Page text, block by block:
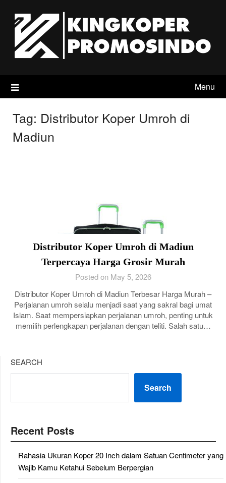
content
Menu
Tag: Distributor Koper Umroh di
Madiun
Distributor Koper Umroh di Madiun
Terpercaya Harga Grosir Murah
Posted on May 5, 2026
Distributor Koper Umroh di Madiun Terbesar Harga Murah –
Perjalanan umroh selalu menjadi saat yang sakral bagi umat
Islam. Saat mempersiapkan perjalanan umroh, penting untuk
memilih perlengkapan perjalanan dengan teliti. Salah satu…
SEARCH
Search
Recent Posts
Rahasia Ukuran Koper 20 Inch dalam Satuan Centimeter yang
Wajib Kamu Ketahui Sebelum Berpergian